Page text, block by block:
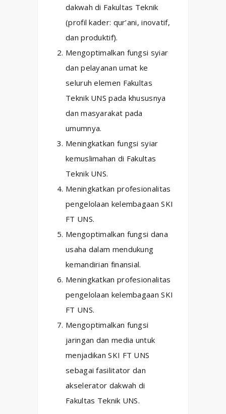
dakwah di Fakultas Teknik
(profil kader: qur’ani, inovatif,
dan produktif).
Mengoptimalkan fungsi syiar
dan pelayanan umat ke
seluruh elemen Fakultas
Teknik UNS pada khususnya
dan masyarakat pada
umumnya.
Meningkatkan fungsi syiar
kemuslimahan di Fakultas
Teknik UNS.
Meningkatkan profesionalitas
pengelolaan kelembagaan SKI
FT UNS.
Mengoptimalkan fungsi dana
usaha dalam mendukung
kemandirian finansial.
Meningkatkan profesionalitas
pengelolaan kelembagaan SKI
FT UNS.
Mengoptimalkan fungsi
jaringan dan media untuk
menjadikan SKI FT UNS
sebagai fasilitator dan
akselerator dakwah di
Fakultas Teknik UNS.